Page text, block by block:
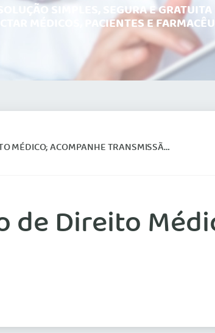
SIMPLES, SEGURA E
MÉDICOS, PACIENTES E
ACOMPANHE TRANSMISSÃO AO VIVO
de Direito